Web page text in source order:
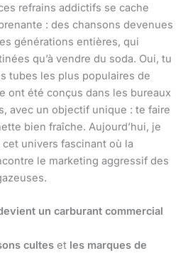
refrains addictifs se cache
: des chansons devenues
générations entières, qui
qu’à vendre du soda. Oui, tu
tubes les plus populaires de
ont été conçus dans les bureaux
avec un objectif unique : te faire
bien fraîche. Aujourd’hui, je
univers fascinant où la
le marketing aggressif des
un carburant commercial
cultes et les marques de